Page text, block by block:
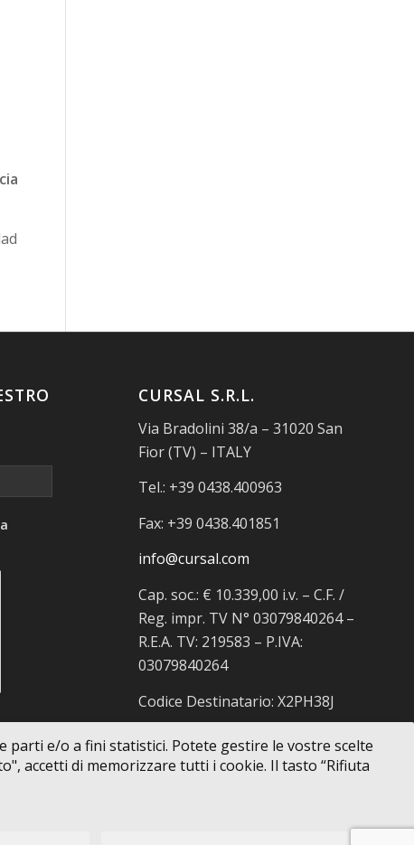
CURSAL S.R.L.
Via Bradolini 38/a – 31020 San
Fior (TV) – ITALY
Tel.: +39 0438.400963
Fax: +39 0438.401851
info@cursal.com
Cap. soc.: € 10.339,00 i.v. – C.F. /
Reg. impr. TV N° 03079840264 –
R.E.A. TV: 219583 – P.IVA:
03079840264
Codice Destinatario: X2PH38J
e/o a fini statistici. Potete gestire le vostre scelte
accetti di memorizzare tutti i cookie. Il tasto “Rifiuta